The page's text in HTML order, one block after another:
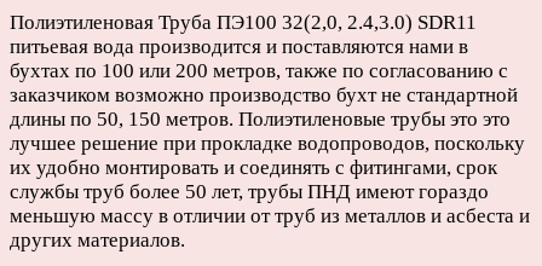
quantity
Полиэтиленовая Труба ПЭ100 32(2,0, 2.4,3.0) SDR11
питьевая вода производится и поставляются нами в
бухтах по 100 или 200 метров, также по согласованию с
заказчиком возможно производство бухт не стандартной
длины по 50, 150 метров. Полиэтиленовые трубы это это
лучшее решение при прокладке водопроводов, поскольку
их удобно монтировать и соединять с фитингами, срок
службы труб более 50 лет, трубы ПНД имеют гораздо
меньшую массу в отличии от труб из металлов и асбеста и
других материалов.